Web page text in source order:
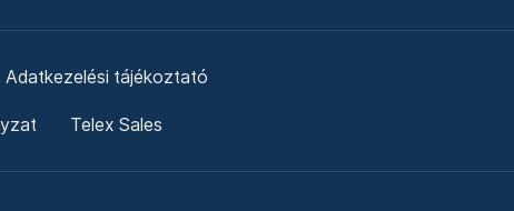
Adatkezelési tájékoztató
Telex Sales